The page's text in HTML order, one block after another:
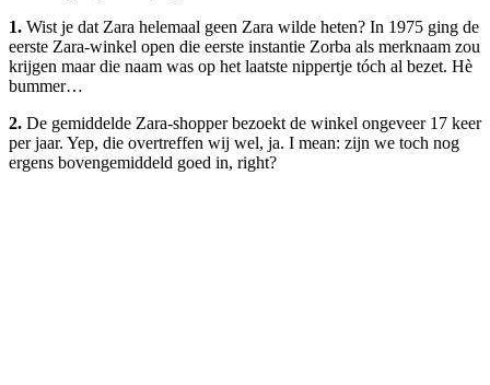
1. Wist je dat Zara helemaal geen Zara wilde heten? In 1975 ging de
eerste Zara-winkel open die eerste instantie Zorba als merknaam zou
krijgen maar die naam was op het laatste nippertje tóch al bezet. Hè
bummer…
2. De gemiddelde Zara-shopper bezoekt de winkel ongeveer 17 keer
per jaar. Yep, die overtreffen wij wel, ja. I mean: zijn we toch nog
ergens bovengemiddeld goed in, right?